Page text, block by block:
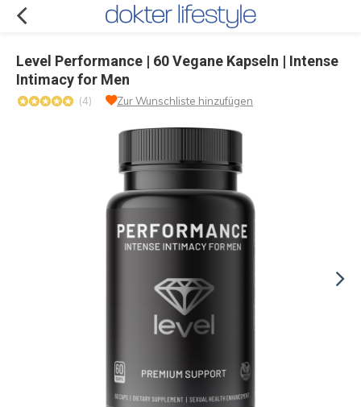
Level Performance | 60 Vegane Kapseln | Intense
Intimacy for Men
(4) Zur Wunschliste hinzufügen